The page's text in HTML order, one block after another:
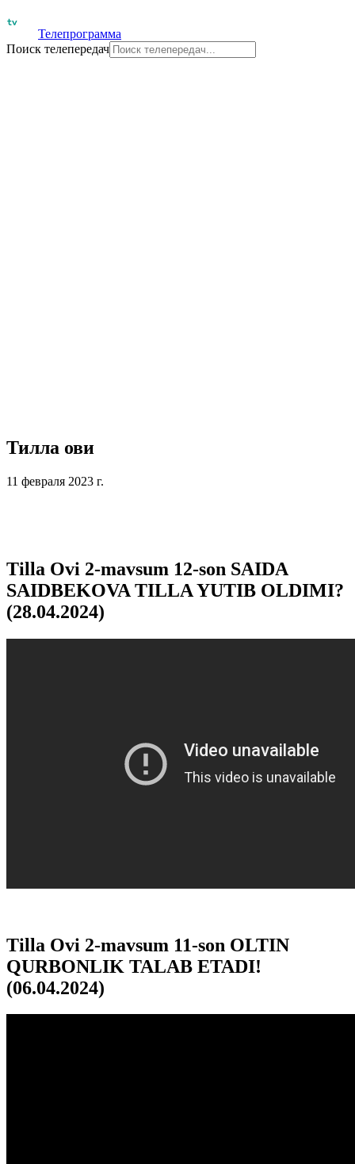
Телепрограмма
Поиск телепередач
Тилла ови
11 февраля 2023 г.
Tilla Ovi 2-mavsum 12-son SAIDA
SAIDBEKOVA TILLA YUTIB OLDIMI?
(28.04.2024)
Tilla Ovi 2-mavsum 11-son OLTIN
QURBONLIK TALAB ETADI!
(06.04.2024)